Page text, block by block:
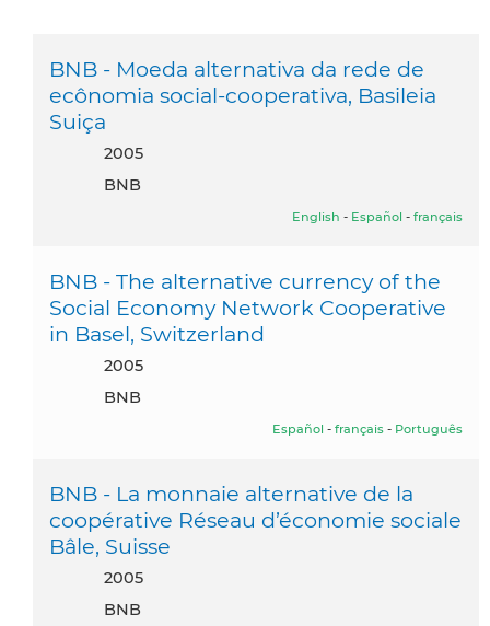
BNB - Moeda alternativa da rede de
ecônomia social-cooperativa, Basileia
Suiça
2005
BNB
English - Español - français
BNB - The alternative currency of the
Social Economy Network Cooperative
in Basel, Switzerland
2005
BNB
Español - français - Português
BNB - La monnaie alternative de la
coopérative Réseau d’économie sociale
Bâle, Suisse
2005
BNB